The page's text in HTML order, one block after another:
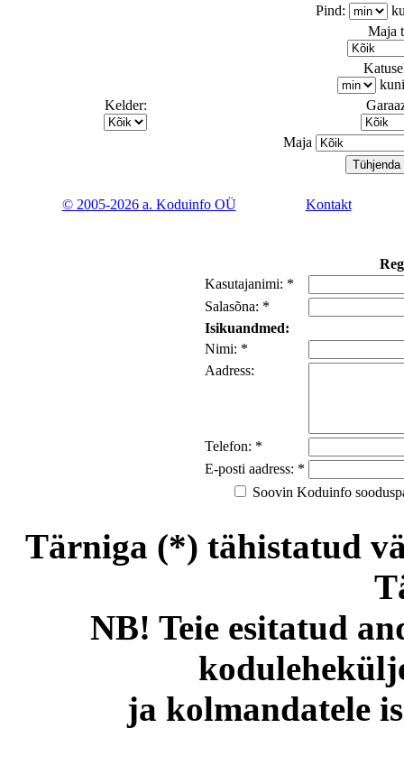
Pind:
Maja
Kelder:
Maja
© 2005-2026 a. Koduinfo OÜ Kontakt
Kasutajanimi: *
Salasõna: *
Isikuandmed:
Nimi: *
Aadress:
Telefon: *
E-posti aadress: *
Soovin Koduinfo
Tärniga (*) tähistatud
NB! Teie esitatud
ja kolmandatele